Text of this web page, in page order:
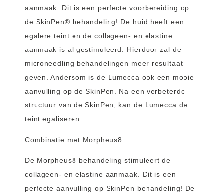
aanmaak. Dit is een perfecte voorbereiding op
de SkinPen® behandeling! De huid heeft een
egalere teint en de collageen- en elastine
aanmaak is al gestimuleerd. Hierdoor zal de
microneedling behandelingen meer resultaat
geven. Andersom is de Lumecca ook een mooie
aanvulling op de SkinPen. Na een verbeterde
structuur van de SkinPen, kan de Lumecca de
teint egaliseren.
Combinatie met Morpheus8
De Morpheus8 behandeling stimuleert de
collageen- en elastine aanmaak. Dit is een
perfecte aanvulling op SkinPen behandeling! De